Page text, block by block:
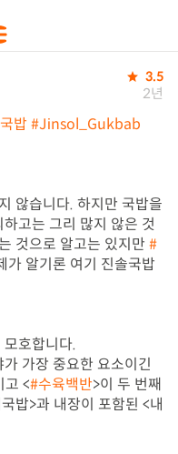
3.5
2년
밥 #Jinsol_Gukbab
않습니다. 하지만 국밥을
고는 그리 많지 않은 것
것으로 알고는 있지만 #
가 알기론 여기 진솔국밥
호합니다.
가장 중요한 요소이긴
고 <#수육백반>이 두 번째
밥>과 내장이 포함된 <내